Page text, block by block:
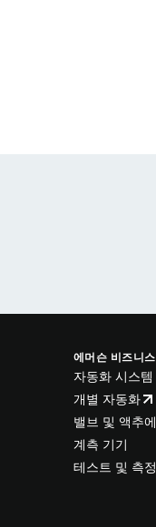
에머슨 비즈니스
자동화 시스템
개별 자동화
밸브 및 액추
계측 기기
테스트 및 측